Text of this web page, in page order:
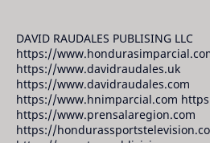
DAVID RAUDALES PUBLISING LLC
https://
https://www.davidraudales.uk
https://www.davidraudales.com
https://www.hnimparcial.com
https://www.prensalaregion.com
https://